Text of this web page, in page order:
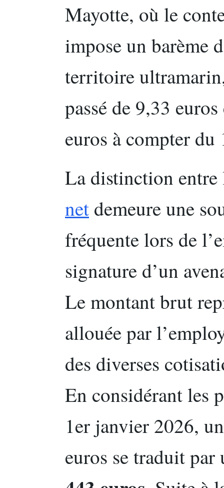
Mayotte, où le
impose un barème
territoire
passé de 9,33
euros à compter
La distinction
net demeure une
fréquente lors de
signature d’un
Le montant brut
allouée par
des diverses
En considérant les
1er janvier 2026,
euros se traduit